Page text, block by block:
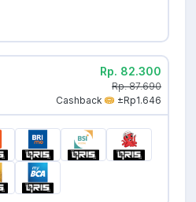
Rp. 82.300
Rp. 87.690
Cashback
±Rp1.646